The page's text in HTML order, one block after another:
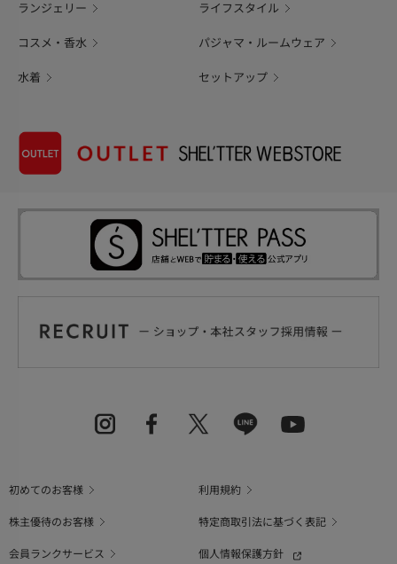
ランジェリー ライフスタイル
コスメ・香水 パジャマ・ルームウェア
水着 セットアップ
初めてのお客様
利用規約
株主優待のお客様
特定商取引法に基づく表記
会員ランクサービス
個人情報保護方針